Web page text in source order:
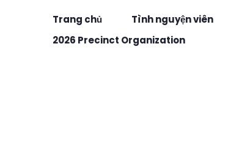
Trang chủ Tình nguyện viên
2026 Precinct Organization